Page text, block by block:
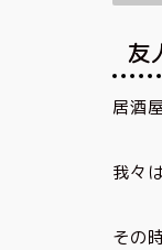
友
居酒
我々
その